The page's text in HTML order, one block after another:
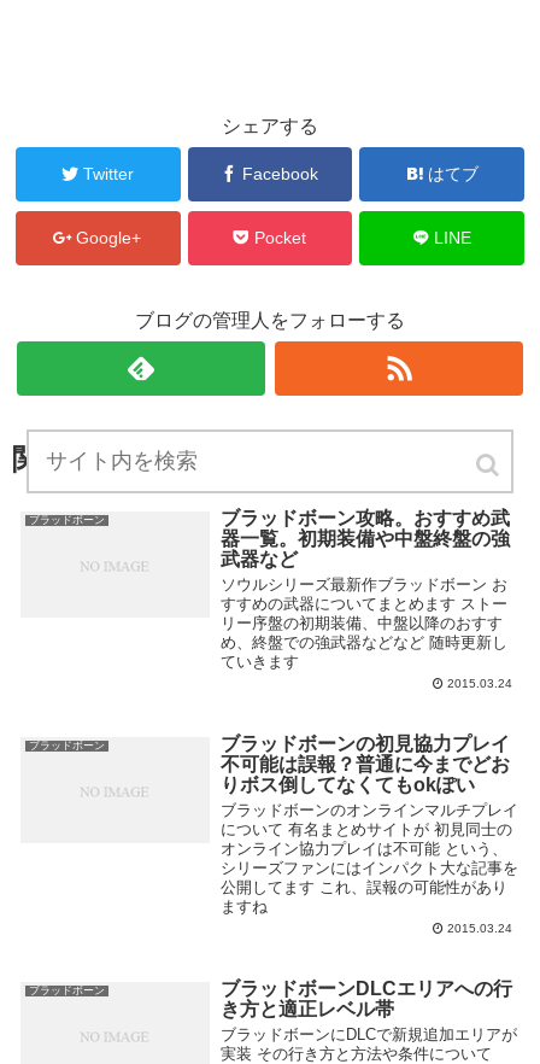
シェアする
Twitter Facebook はてブ
Google+ Pocket LINE
ブログの管理人をフォローする
関連記事
ブラッドボーン
ブラッドボーン攻略。おすすめ武
器一覧。初期装備や中盤終盤の強
武器など
ソウルシリーズ最新作ブラッドボーン お
すすめの武器についてまとめます ストー
リー序盤の初期装備、中盤以降のおすす
め、終盤での強武器などなど 随時更新し
ていきます
2015.03.24
ブラッドボーン
ブラッドボーンの初見協力プレイ
不可能は誤報？普通に今までどお
りボス倒してなくてもokぽい
ブラッドボーンのオンラインマルチプレイ
について 有名まとめサイトが 初見同士の
オンライン協力プレイは不可能 という、
シリーズファンにはインパクト大な記事を
公開してます これ、誤報の可能性があり
ますね
2015.03.24
ブラッドボーン
ブラッドボーンDLCエリアへの行
き方と適正レベル帯
ブラッドボーンにDLCで新規追加エリアが
実装 その行き方と方法や条件について